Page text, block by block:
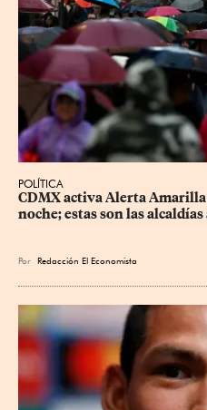
POLÍTICA
CDMX activa Alerta
noche; estas son las alcaldías
Por Redacción El Economista